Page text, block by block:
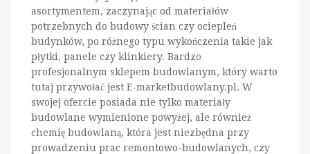
asortymentem, zaczynając od materiałów
potrzebnych do budowy ścian czy ociepleń
budynków, po różnego typu wykończenia takie jak
płytki, panele czy klinkiery. Bardzo
profesjonalnym sklepem budowlanym, który warto
tutaj przywołać jest E-marketbudowlany.pl. W
swojej ofercie posiada nie tylko materiały
budowlane wymienione powyżej, ale również
chemię budowlaną, która jest niezbędna przy
prowadzeniu prac remontowo-budowlanych, czy